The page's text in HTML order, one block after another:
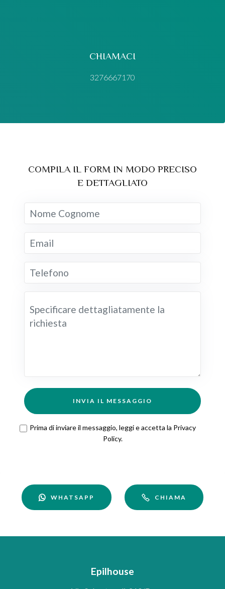
COMPILA IL FORM IN MODO PRECISO
E DETTAGLIATO
INVIA IL MESSAGGIO
Prima di inviare il messaggio, leggi e accetta la Privacy
Policy.
CHIAMACI
3276667170
WHATSAPP CHIAMA
Epilhouse